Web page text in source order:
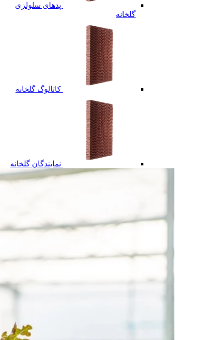
پدهای سلولزی
گلخانه
کاتالوگ گلخانه
نمایندگان گلخانه